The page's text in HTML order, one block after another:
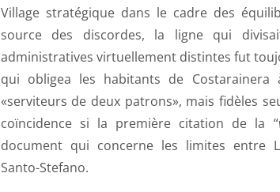
Village stratégique dans le cadre des
source des discordes, la ligne qui
administratives virtuellement distintes fut
qui obligea les habitants de
«serviteurs de deux patrons», mais fidèles
coïncidence si la première citation de la “
document qui concerne les limites entre
Santo-Stefano.